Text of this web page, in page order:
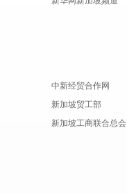
中新经贸合作网
新加坡贸工部
新加坡工商联合总会